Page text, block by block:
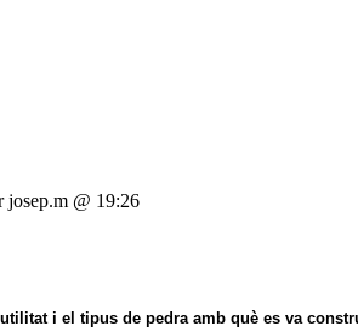
@ 19:26
i el tipus de pedra amb què es va